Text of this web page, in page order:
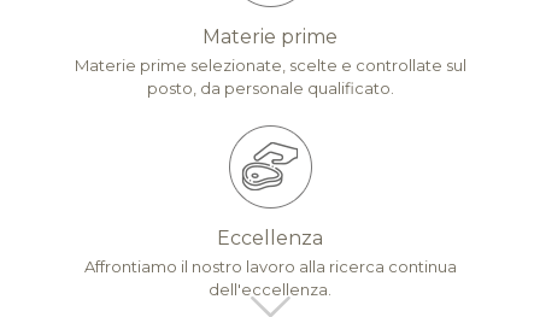
Materie prime
Materie prime selezionate, scelte e controllate sul
posto, da personale qualificato.
Eccellenza
Affrontiamo il nostro lavoro alla ricerca continua
dell'eccellenza.